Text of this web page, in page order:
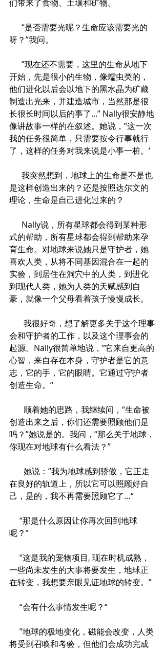
们带来了食物、土壤和矿物。
“是否需要光呢？生命应该需要光的
呀？”我问。
”现在还不需要，这里的生命从地下
开始，先是很小的生物，像蠕虫类的，
他们进化以后会以地下的黑水晶为矿藏
制造出光来，并建造城市，当然那是很
长很长时间以后的事了...” Nally很安静地
像讲故事一样的在叙述。她说，”这一次
我的任务很简单，只需要按令行事就行
了，这样的任务对我来说是小事一桩。‘
我突然想到，地球上的生命是不是也
是这样创造出来的？还是按照达尔文的
理论，生命是自己进化过来的？
Nally说，所有星球都会得到某种形
式的帮助，所有星球都会得到帮助来孕
育生命。对地球来说她只是守护者，她
喜欢人类，从将不同基因混合在一起的
实验，到居住在洞穴中的人类，到进化
到现代人类，她为人类的天赋感到自
豪，就像一个父母看着孩子慢慢成长。
我很好奇，想了解更多关于这个理事
会和守护者的工作，以及这个理事会的
起源。Nally很简单地说，”它来自更高的
心智，来自存在本身，守护者是它的意
志，它的手，它的眼睛。它通过守护者
创造生命。“
顺着她的思路，我继续问，“生命被
创造出来之后，你们还需要照顾他们是
吗？”她说是的。我问，“那么关于地球，
你现在对地球有什么看法？”
她说：”我为地球感到骄傲，它正走
在良好的轨道上，所以它可以照顾好自
己，是的，我不再需要照顾它了…“
“那是什么原因让你再次回到地球
呢？”
“这是我的宠物项目, 现在时机成熟，
一些尚未发生的大事将要发生，地球正
在转变，我想要亲眼见证地球的转变。”
“会有什么事情发生呢？“
”地球的极地变化，磁能会改变，人类
将受到召唤和考验，但他们会成功完成